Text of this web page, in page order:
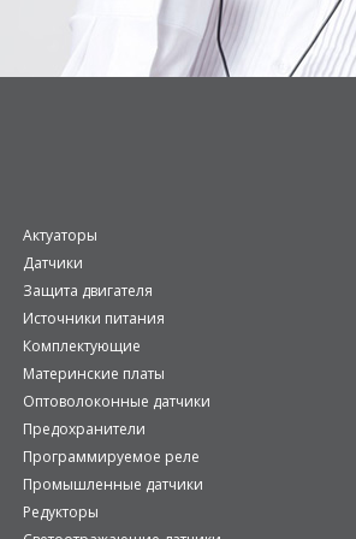
Актуаторы
Датчики
Защита двигателя
Источники питания
Комплектующие
Материнские платы
Оптоволоконные датчики
Предохранители
Программируемое реле
Промышленные датчики
Редукторы